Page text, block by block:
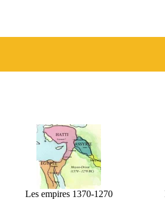
Les empires 1370-1270